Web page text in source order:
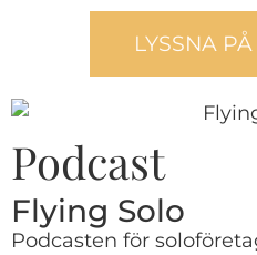
LYSSNA
Podcast
Flying Solo
Podcasten för